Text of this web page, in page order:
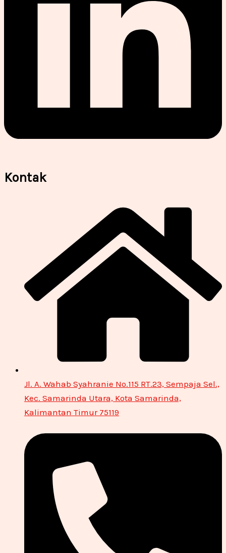
Kontak
Jl. A. Wahab Syahranie No.115 RT.23, Sempaja Sel.,
Kec. Samarinda Utara, Kota Samarinda,
Kalimantan Timur 75119